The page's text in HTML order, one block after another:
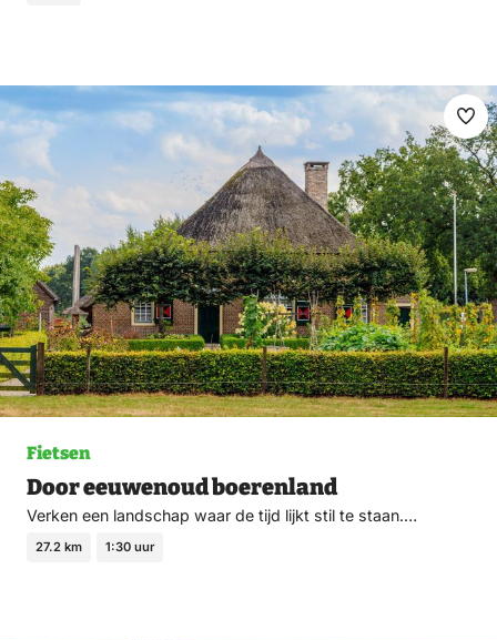
Fietsen
Door eeuwenoud boerenland
Verken een landschap waar de tijd lijkt stil te staan.…
27.2 km 1:30 uur